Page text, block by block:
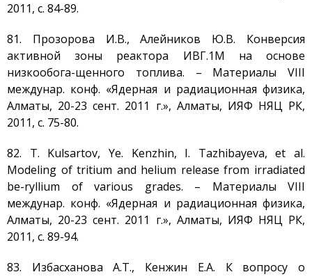
2011, с. 84-89.
81. Прозорова И.В., Алейников Ю.В. Конверсия
активной зоны реактора ИВГ.1М на основе
низкообога-щенного топлива. – Материалы VIII
междунар. конф. «Ядерная и радиационная физика,
Алматы, 20-23 сент. 2011 г.», Алматы, ИЯФ НЯЦ РК,
2011, с. 75-80.
82. T. Kulsartov, Ye. Kenzhin, I. Tazhibayeva, et al.
Modeling of tritium and helium release from irradiated
be-ryllium of various grades. – Материалы VIII
междунар. конф. «Ядерная и радиационная физика,
Алматы, 20-23 сент. 2011 г.», Алматы, ИЯФ НЯЦ РК,
2011, с. 89-94.
83. Избасханова А.Т., Кенжин Е.А. К вопросу о